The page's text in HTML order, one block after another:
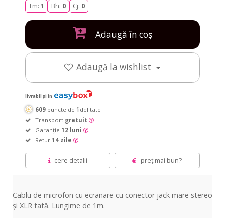
Tm: 1 Bh: 0 Cj: 0
Adaugă în coș
Adaugă la wishlist
livrabil și în
609 puncte de fidelitate
Transport gratuit
Garanție 12 luni
Retur 14 zile
cere detalii preț mai bun?
Cablu de microfon cu ecranare cu conector jack mare stereo
și XLR tată. Lungime de 1m.